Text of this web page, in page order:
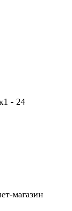
- 24
магазин